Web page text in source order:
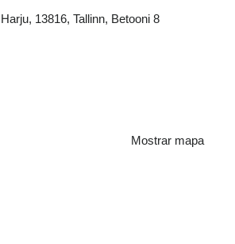
13816, Tallinn, Betooni 8
Mostrar mapa